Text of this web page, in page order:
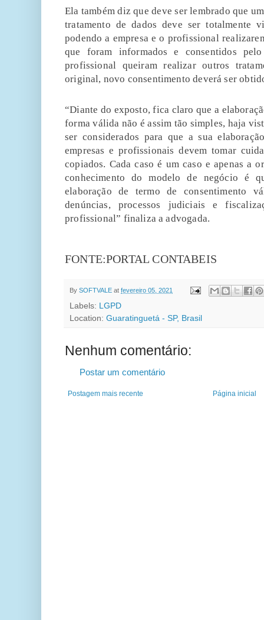
Ela também diz que deve ser lembrado que
tratamento de dados deve ser totalmente
podendo a empresa e o profissional
que foram informados e consentidos
profissional queiram realizar outros
original, novo consentimento deverá ser
“Diante do exposto, fica claro que a
forma válida não é assim tão simples, haja
ser considerados para que a sua
empresas e profissionais devem tomar
copiados. Cada caso é um caso e apenas a
conhecimento do modelo de negócio é
elaboração de termo de consentimento
denúncias, processos judiciais e
profissional” finaliza a advogada.
FONTE:PORTAL CONTABEIS
By SOFTVALE at fevereiro 05, 2021
Labels: LGPD
Location: Guaratinguetá - SP, Brasil
Nenhum comentário:
Postar um comentário
Postagem mais recente Página inicial